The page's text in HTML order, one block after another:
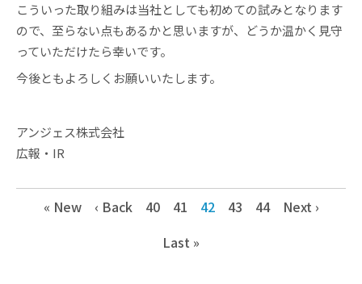
こういった取り組みは当社としても初めての試みとなります
ので、至らない点もあるかと思いますが、どうか温かく見守
っていただけたら幸いです。
今後ともよろしくお願いいたします。
アンジェス株式会社
広報・IR
« New ‹ Back 40 41 42 43 44
Next ›
Last »